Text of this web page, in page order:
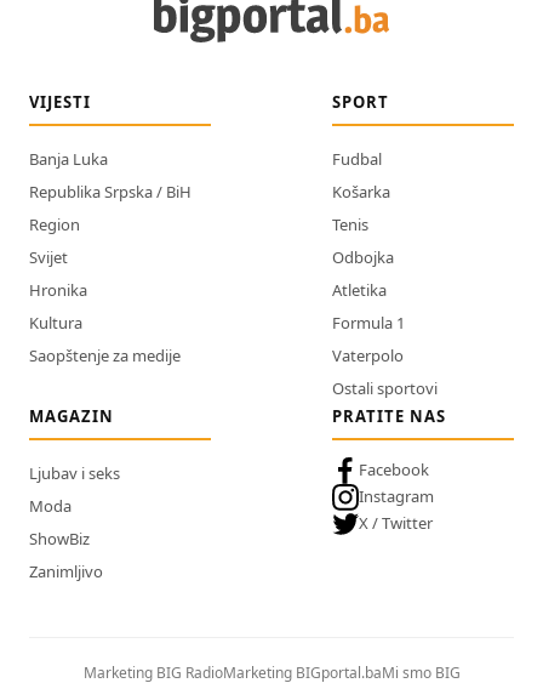
VIJESTI
Banja Luka
Republika Srpska / BiH
Region
Svijet
Hronika
Kultura
Saopštenje za medije
SPORT
Fudbal
Košarka
Tenis
Odbojka
Atletika
Formula 1
Vaterpolo
Ostali sportovi
MAGAZIN
Ljubav i seks
Moda
ShowBiz
Zanimljivo
PRATITE NAS
Facebook
Instagram
X / Twitter
Marketing BIG RadioMarketing BIGportal.baMi smo BIG